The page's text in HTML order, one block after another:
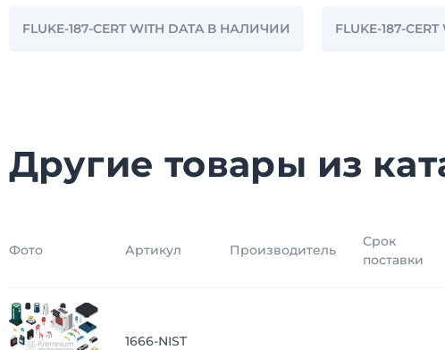
FLUKE-187-CERT WITH DATA В НАЛИЧИИ FLUKE-187-
Другие товары из
Фото Артикул Производитель
Срок
поставки
1666-NIST